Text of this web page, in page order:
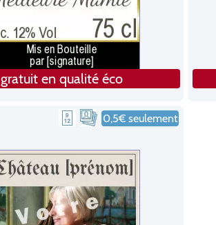
gratuit en qualité éco
0,5€ seulement